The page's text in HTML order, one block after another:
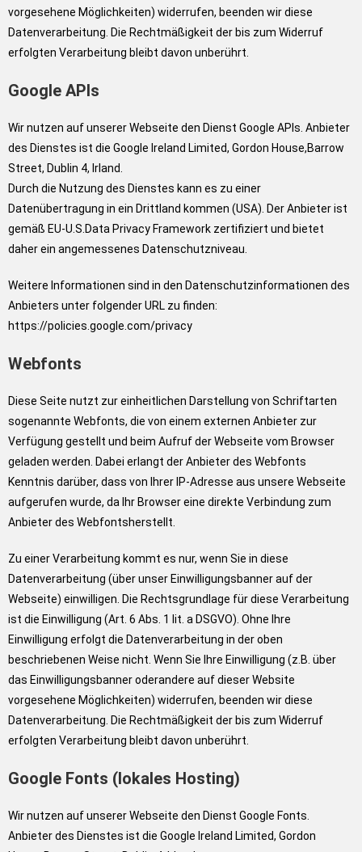
vorgesehene Möglichkeiten) widerrufen, beenden wir diese
Datenverarbeitung. Die Rechtmäßigkeit der bis zum Widerruf
erfolgten Verarbeitung bleibt davon unberührt.
Google APIs
Wir nutzen auf unserer Webseite den Dienst Google APIs. Anbieter
des Dienstes ist die Google Ireland Limited, Gordon House,Barrow
Street, Dublin 4, Irland.
Durch die Nutzung des Dienstes kann es zu einer
Datenübertragung in ein Drittland kommen (USA). Der Anbieter ist
gemäß EU-U.S.Data Privacy Framework zertifiziert und bietet
daher ein angemessenes Datenschutzniveau.
Weitere Informationen sind in den Datenschutzinformationen des
Anbieters unter folgender URL zu finden:
https://policies.google.com/privacy
Webfonts
Diese Seite nutzt zur einheitlichen Darstellung von Schriftarten
sogenannte Webfonts, die von einem externen Anbieter zur
Verfügung gestellt und beim Aufruf der Webseite vom Browser
geladen werden. Dabei erlangt der Anbieter des Webfonts
Kenntnis darüber, dass von Ihrer IP-Adresse aus unsere Webseite
aufgerufen wurde, da Ihr Browser eine direkte Verbindung zum
Anbieter des Webfontsherstellt.
Zu einer Verarbeitung kommt es nur, wenn Sie in diese
Datenverarbeitung (über unser Einwilligungsbanner auf der
Webseite) einwilligen. Die Rechtsgrundlage für diese Verarbeitung
ist die Einwilligung (Art. 6 Abs. 1 lit. a DSGVO). Ohne Ihre
Einwilligung erfolgt die Datenverarbeitung in der oben
beschriebenen Weise nicht. Wenn Sie Ihre Einwilligung (z.B. über
das Einwilligungsbanner oderandere auf dieser Website
vorgesehene Möglichkeiten) widerrufen, beenden wir diese
Datenverarbeitung. Die Rechtmäßigkeit der bis zum Widerruf
erfolgten Verarbeitung bleibt davon unberührt.
Google Fonts (lokales Hosting)
Wir nutzen auf unserer Webseite den Dienst Google Fonts.
Anbieter des Dienstes ist die Google Ireland Limited, Gordon